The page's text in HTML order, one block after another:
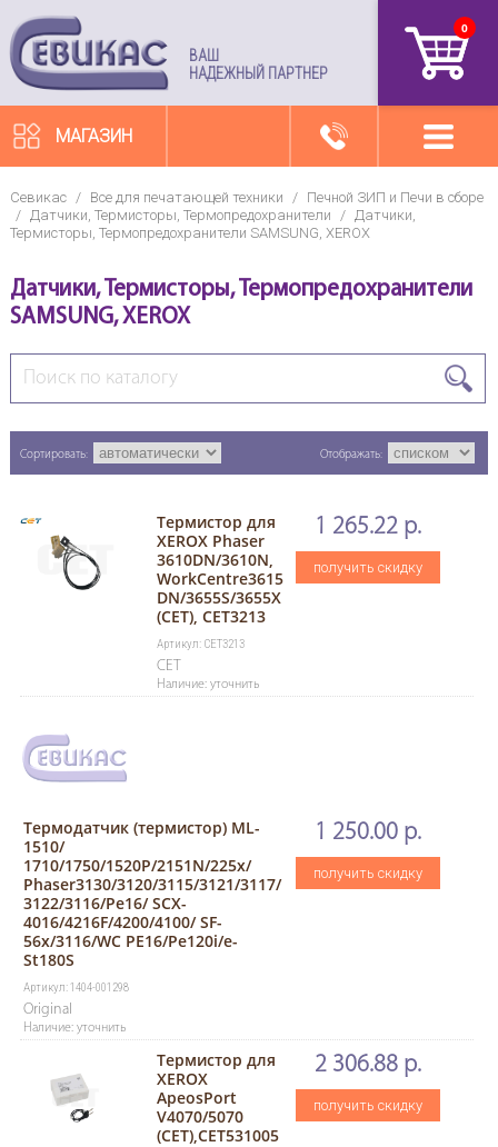
ВАШ
НАДЕЖНЫЙ ПАРТНЕР
0
МАГАЗИН
Севикас / Все для печатающей техники /
Печной ЗИП и Печи в сборе
/ Датчики, Термисторы, Термопредохранители / Датчики,
Термисторы, Термопредохранители SAMSUNG, XEROX
Датчики, Термисторы, Термопредохранители
SAMSUNG, XEROX
Сортировать: Отображать:
Термистор для
XEROX Phaser
3610DN/3610N,
WorkCentre3615
DN/3655S/3655X
(CET), CET3213
Артикул: CET3213
CET
Наличие: уточнить
1 265.22 р.
получить скидку
Термодатчик (термистор) ML-
1510/
1710/1750/1520P/2151N/225х/
Phaser3130/3120/3115/3121/3117/
3122/3116/Pe16/ SCX-
4016/4216F/4200/4100/ SF-
56х/3116/WC РE16/Pe120i/e-
St180S
Артикул: 1404-001298
Original
Наличие: уточнить
1 250.00 р.
получить скидку
Термистор для
XEROX
ApeosPort
V4070/5070
(CET),CET531005
2 306.88 р.
получить скидку